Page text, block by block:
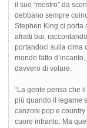
il suo “mostro” da
debbano sempre
Stephen King ci porta
afratti bui,
portandoci sulla cima
mondo fatto
davvero di volare.
“La gente pensa che
più quando il legame
canzoni pop e country
cuore infranto. Ma